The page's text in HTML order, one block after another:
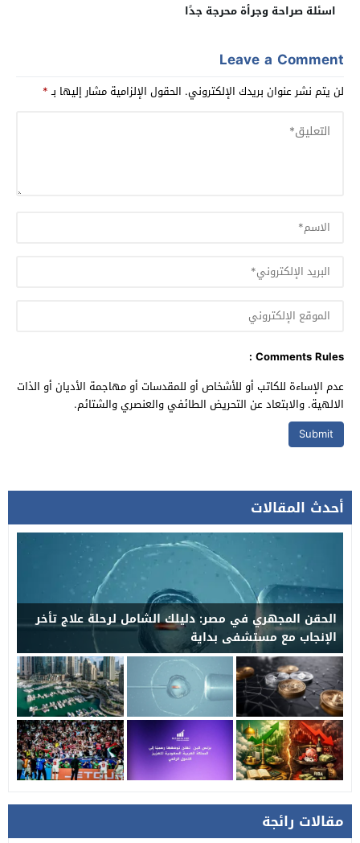
اسئلة صراحة وجرأة محرجة جدًا
Leave a Comment
لن يتم نشر عنوان بريدك الإلكتروني. الحقول الإلزامية مشار إليها بـ*
Comments Rules :
عدم الإساءة للكاتب أو للأشخاص أو للمقدسات أو مهاجمة الأديان أو الذات
الالهية. والابتعاد عن التحريض الطائفي والعنصري والشتائم.
أحدث المقالات
الحقن المجهري في مصر: دليلك الشامل لرحلة علاج تأخر
الإنجاب مع مستشفى بداية
مقالات رائجة